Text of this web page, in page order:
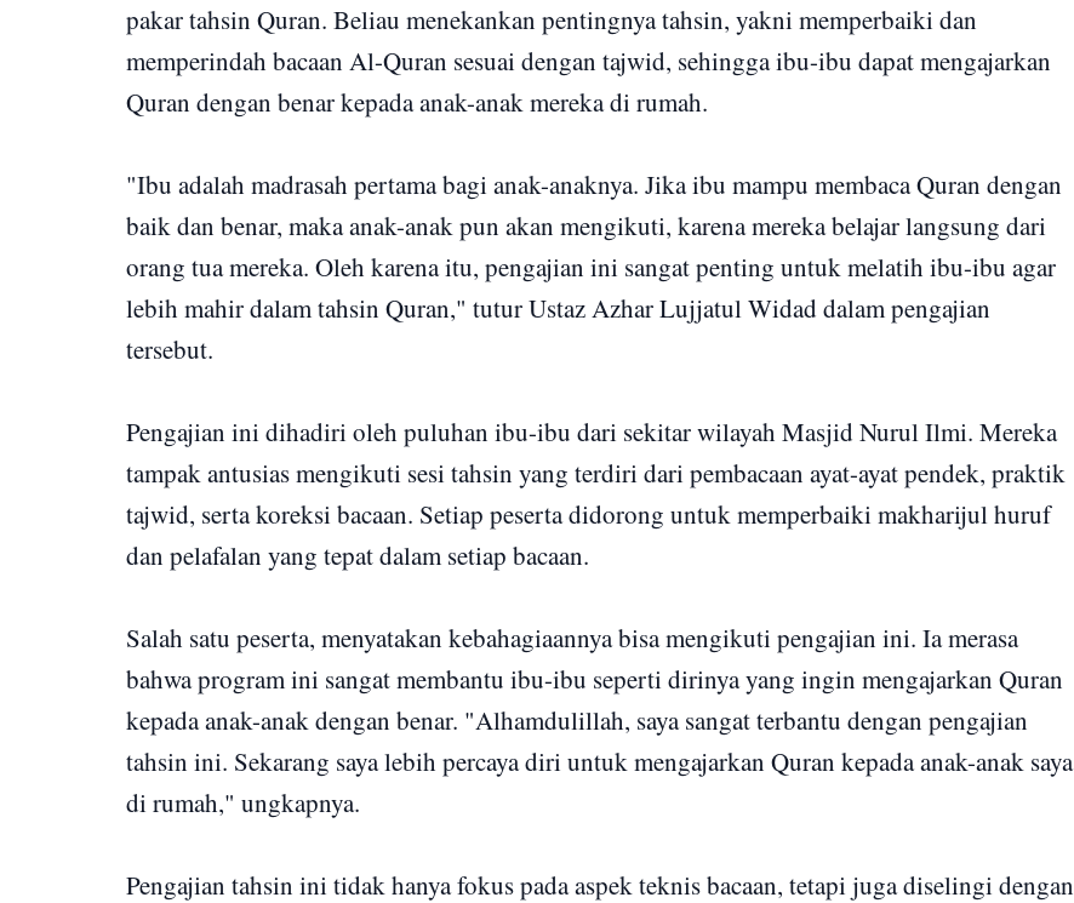
pakar tahsin Quran. Beliau menekankan pentingnya tahsin, yakni memperbaiki dan
memperindah bacaan Al-Quran sesuai dengan tajwid, sehingga ibu-ibu dapat mengajarkan
Quran dengan benar kepada anak-anak mereka di rumah.
"Ibu adalah madrasah pertama bagi anak-anaknya. Jika ibu mampu membaca Quran dengan
baik dan benar, maka anak-anak pun akan mengikuti, karena mereka belajar langsung dari
orang tua mereka. Oleh karena itu, pengajian ini sangat penting untuk melatih ibu-ibu agar
lebih mahir dalam tahsin Quran," tutur Ustaz Azhar Lujjatul Widad dalam pengajian
tersebut.
Pengajian ini dihadiri oleh puluhan ibu-ibu dari sekitar wilayah Masjid Nurul Ilmi. Mereka
tampak antusias mengikuti sesi tahsin yang terdiri dari pembacaan ayat-ayat pendek, praktik
tajwid, serta koreksi bacaan. Setiap peserta didorong untuk memperbaiki makharijul huruf
dan pelafalan yang tepat dalam setiap bacaan.
Salah satu peserta, menyatakan kebahagiaannya bisa mengikuti pengajian ini. Ia merasa
bahwa program ini sangat membantu ibu-ibu seperti dirinya yang ingin mengajarkan Quran
kepada anak-anak dengan benar. "Alhamdulillah, saya sangat terbantu dengan pengajian
tahsin ini. Sekarang saya lebih percaya diri untuk mengajarkan Quran kepada anak-anak saya
di rumah," ungkapnya.
Pengajian tahsin ini tidak hanya fokus pada aspek teknis bacaan, tetapi juga diselingi dengan